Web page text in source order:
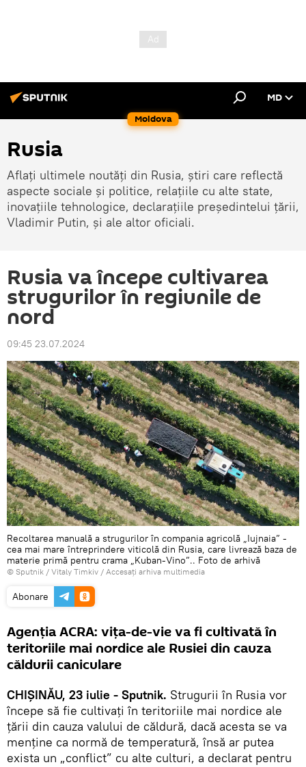
Moldova
MD
Rusia
Aflați ultimele noutăți din Rusia, știri care reflectă
aspecte sociale și politice, relațiile cu alte state,
inovațiile tehnologice, declarațiile președintelui țării,
Vladimir Putin, și ale altor oficiali.
Rusia va începe cultivarea
strugurilor în regiunile de
nord
09:45 23.07.2024
Recoltarea manuală a strugurilor în compania agricolă „Iujnaia” -
cea mai mare întreprindere viticolă din Rusia, care livrează baza de
materie primă pentru crama „Kuban-Vino”.. Foto de arhivă
© Sputnik / Vitaly Timkiv / Accesați arhiva multimedia
Abonare
Agenția ACRA: vița-de-vie va fi cultivată în
teritoriile mai nordice ale Rusiei din cauza
căldurii caniculare
CHIȘINĂU, 23 iulie - Sputnik. Strugurii în Rusia vor
începe să fie cultivați în teritoriile mai nordice ale
țării din cauza valului de căldură, dacă acesta se va
menține ca normă de temperatură, însă ar putea
exista un „conflict” cu alte culturi, a declarat pentru